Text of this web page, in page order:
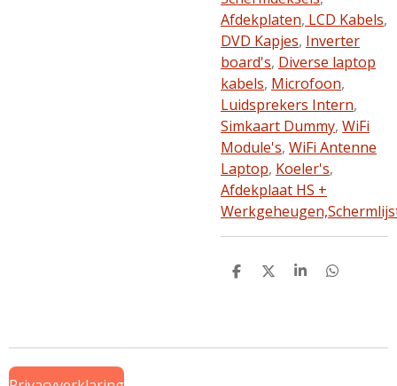
Afdekplaten, LCD Kabels,
DVD Kapjes, Inverter
board's, Diverse laptop
kabels, Microfoon,
Luidsprekers Intern,
Simkaart Dummy, WiFi
Module's, WiFi Antenne
Laptop, Koeler's,
Afdekplaat HS +
Werkgeheugen,
D
D
S
D